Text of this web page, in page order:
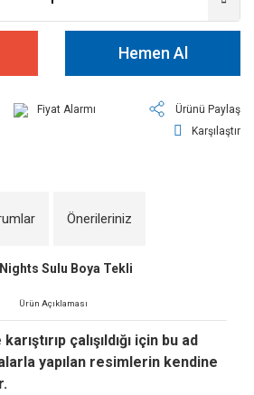
Hemen Al
Fiyat Alarmı
Ürünü Paylaş
Karşılaştır
Önerileriniz
Sulu Boya Tekli
Ürün Açıklaması
çalışıldığı için bu ad
yapılan resimlerin kendine